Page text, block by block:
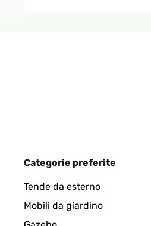
Categorie preferite
Tende da esterno
Mobili da giardino